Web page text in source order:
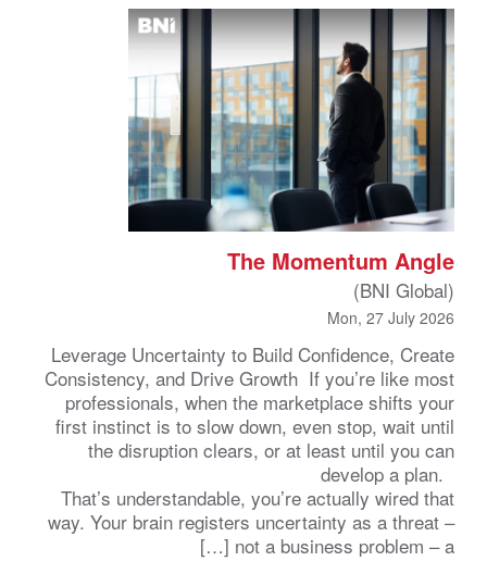
The Momentum Angle
(BNI Global)
Mon, 27 July 2026
Leverage Uncertainty to Build Confidence, Create
Consistency, and Drive Growth If you’re like most
professionals, when the marketplace shifts your
first instinct is to slow down, even stop, wait until
the disruption clears, or at least until you can
develop a plan.
That’s understandable, you’re actually wired that
way. Your brain registers uncertainty as a threat –
not a business problem – a […]